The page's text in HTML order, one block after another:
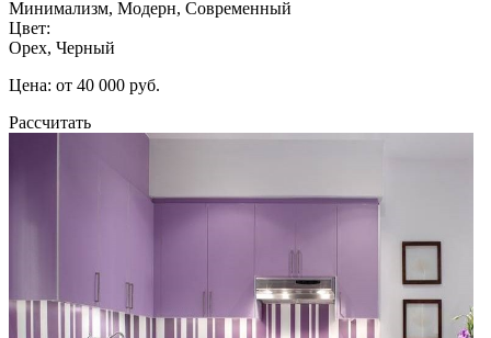
Минимализм, Модерн, Современный
Цвет:
Орех, Черный
Цена: от 40 000 руб.
Рассчитать